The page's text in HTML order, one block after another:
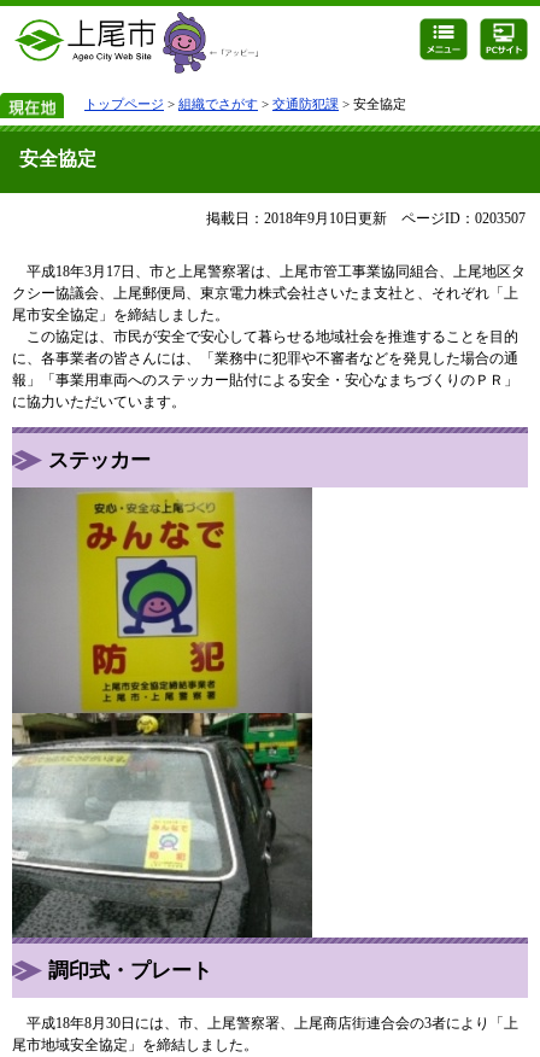
トップページ > 組織でさがす > 交通防犯課 > 安全協定
安全協定
掲載日：2018年9月10日更新 ページID：0203507
平成18年3月17日、市と上尾警察署は、上尾市管工事業協同組合、上尾地区タ
クシー協議会、上尾郵便局、東京電力株式会社さいたま支社と、それぞれ「上
尾市安全協定」を締結しました。
この協定は、市民が安全で安心して暮らせる地域社会を推進することを目的
に、各事業者の皆さんには、「業務中に犯罪や不審者などを発見した場合の通
報」「事業用車両へのステッカー貼付による安全・安心なまちづくりのＰＲ」
に協力いただいています。
ステッカー
調印式・プレート
平成18年8月30日には、市、上尾警察署、上尾商店街連合会の3者により「上
尾市地域安全協定」を締結しました。